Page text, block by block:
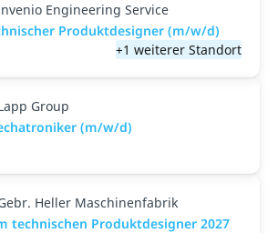
Engineering Service
Produktdesigner (m/w/d)
+1 weiterer Standort
Group
(m/w/d)
Heller Maschinenfabrik
technischen Produktdesigner 2027